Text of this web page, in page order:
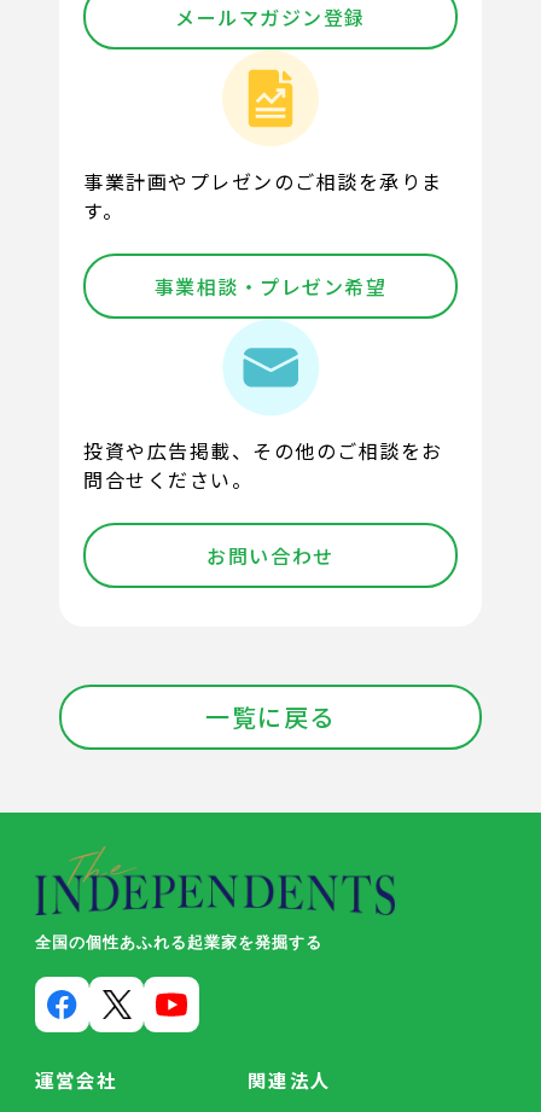
メールマガジン登録
事業計画やプレゼンのご相談を承りま
す。
事業相談・プレゼン希望
投資や広告掲載、その他のご相談をお
問合せください。
お問い合わせ
一覧に戻る
全国の個性あふれる起業家を発掘する
運営会社 関連法人